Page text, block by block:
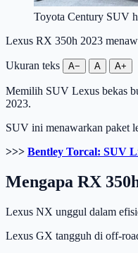
Toyota Century SUV
Lexus RX 350h 2023
Ukuran teks A− A A+
Memilih SUV Lexus bekas
2023.
SUV ini menawarkan paket
>>> Bentley Torcal: SUV
Mengapa RX
Lexus NX unggul dalam
Lexus GX tangguh di off-